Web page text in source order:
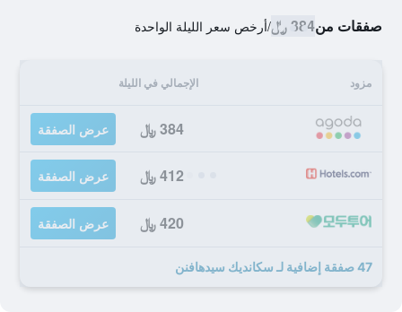
صفقات من384 ﷼ /أرخص سعر الليلة الواحدة
مزود الإجمالي في الليلة
384 ﷼ عرض الصفقة
412 ﷼ عرض الصفقة
420 ﷼ عرض الصفقة
47 صفقة إضافية لـ سكانديك سيدهافنن